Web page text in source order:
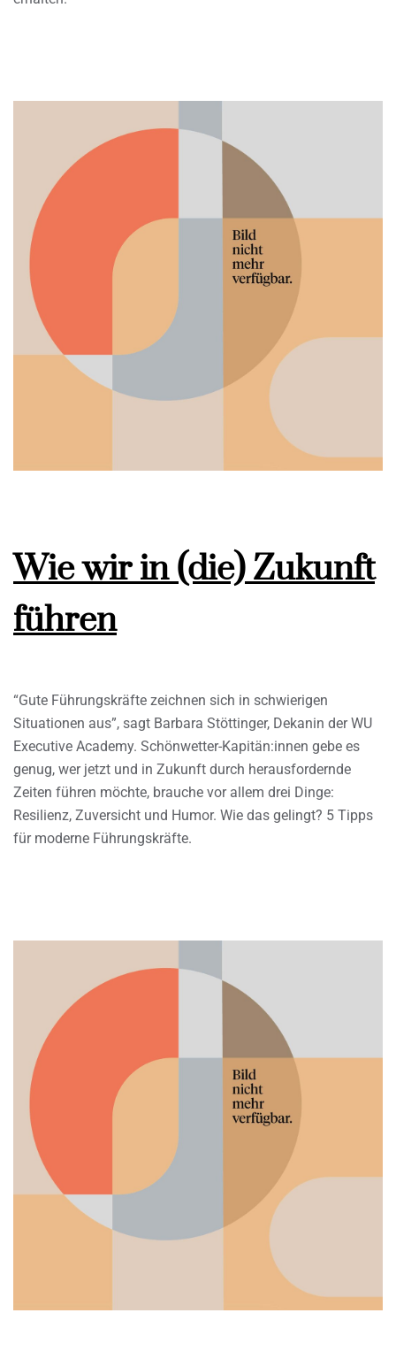
Wie wir in (die) Zukunft
führen
“Gute Führungskräfte zeichnen sich in schwierigen
Situationen aus”, sagt Barbara Stöttinger, Dekanin der WU
Executive Academy. Schönwetter-Kapitän:innen gebe es
genug, wer jetzt und in Zukunft durch herausfordernde
Zeiten führen möchte, brauche vor allem drei Dinge:
Resilienz, Zuversicht und Humor. Wie das gelingt? 5 Tipps
für moderne Führungskräfte.